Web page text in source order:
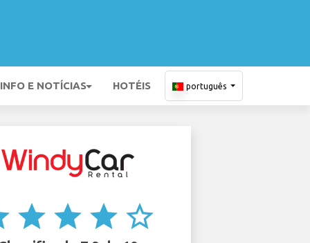
INFO E NOTÍCIAS HOTÉIS português
star star star star_border